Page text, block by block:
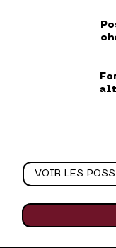
VOIR LES